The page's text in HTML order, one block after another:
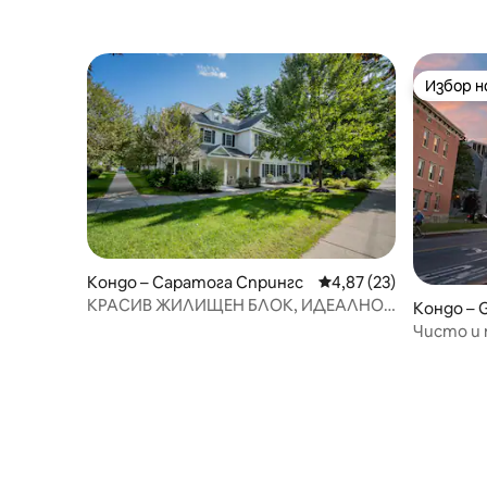
Кондо – Саратога Спрингс Средна оценка: 4,87
4,87 (23)
КРАСИВ ЖИЛИЩЕН БЛОК, ИДЕАЛНО
Избор
Избор
Кондо –
Чисто и